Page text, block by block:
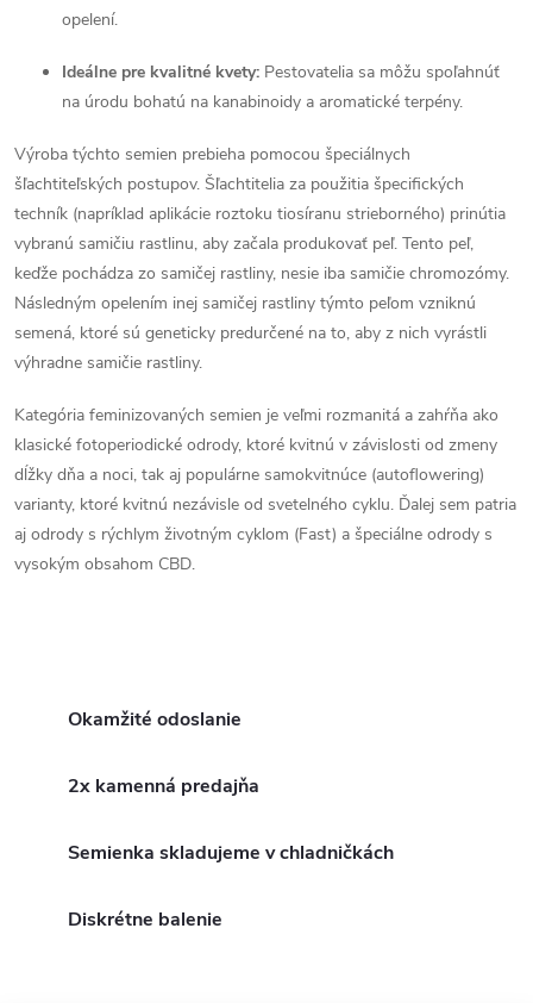
s
u
opelení.
Ideálne pre kvalitné kvety: Pestovatelia sa môžu spoľahnúť
na úrodu bohatú na kanabinoidy a aromatické terpény.
Výroba týchto semien prebieha pomocou špeciálnych
šľachtiteľských postupov. Šľachtitelia za použitia špecifických
techník (napríklad aplikácie roztoku tiosíranu strieborného) prinútia
vybranú samičiu rastlinu, aby začala produkovať peľ. Tento peľ,
keďže pochádza zo samičej rastliny, nesie iba samičie chromozómy.
Následným opelením inej samičej rastliny týmto peľom vzniknú
semená, ktoré sú geneticky predurčené na to, aby z nich vyrástli
výhradne samičie rastliny.
Kategória feminizovaných semien je veľmi rozmanitá a zahŕňa ako
klasické fotoperiodické odrody, ktoré kvitnú v závislosti od zmeny
dĺžky dňa a noci, tak aj populárne samokvitnúce (autoflowering)
varianty, ktoré kvitnú nezávisle od svetelného cyklu. Ďalej sem patria
aj odrody s rýchlym životným cyklom (Fast) a špeciálne odrody s
vysokým obsahom CBD.
Okamžité odoslanie
2x kamenná predajňa
Semienka skladujeme v chladničkách
Diskrétne balenie